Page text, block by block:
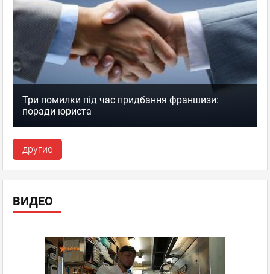
Три помилки під час придбання франшизи:
поради юриста
другие
ВИДЕО